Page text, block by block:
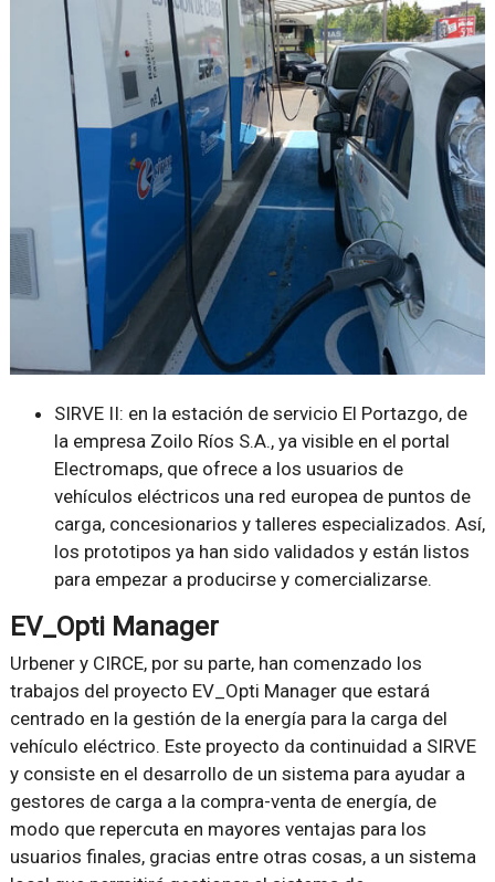
SIRVE II: en la estación de servicio El Portazgo, de
la empresa Zoilo Ríos S.A., ya visible en el portal
Electromaps, que ofrece a los usuarios de
vehículos eléctricos una red europea de puntos de
carga, concesionarios y talleres especializados. Así,
los prototipos ya han sido validados y están listos
para empezar a producirse y comercializarse.
EV_Opti Manager
Urbener y CIRCE, por su parte, han comenzado los
trabajos del proyecto EV_Opti Manager que estará
centrado en la gestión de la energía para la carga del
vehículo eléctrico. Este proyecto da continuidad a SIRVE
y consiste en el desarrollo de un sistema para ayudar a
gestores de carga a la compra-venta de energía, de
modo que repercuta en mayores ventajas para los
usuarios finales, gracias entre otras cosas, a un sistema